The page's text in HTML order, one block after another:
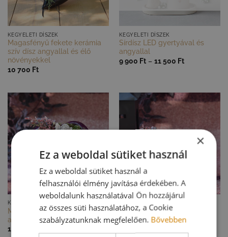
GYORS NÉZET
KEGYELETI DÍSZEK
Magasfényű fekete kerámia
szív dísz angyallal és élő
növényekkel
10 700 Ft
GYORS NÉZET
KEGYELETI DÍSZEK
Sírdísz LED gyertyával és
angyallal
9 900 Ft – 11 500 FtÁrtartomány:
500 Ft
KEGYELETI DÍSZEK
Mindenszenteki bíbor szív dísz
angyallal
10 700
GYORS NÉZET
Szív alakú művirág sírdísz
púder kaspóban
×
Ez a weboldal sütiket használ
Ez a weboldal sütiket használ a
felhasználói élmény javítása érdekében. A
weboldalunk használatával Ön hozzájárul
az összes süti használatához, a Cookie
szabályzatunknak megfelelően. Bővebben